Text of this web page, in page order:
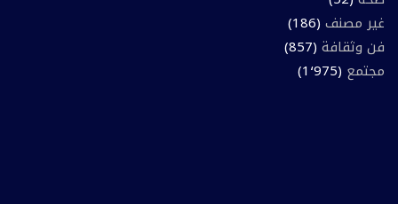
غير مصنف (186)
فن وثقافة (857)
مجتمع (1٬975)